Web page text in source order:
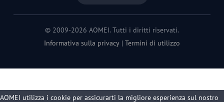
© 2009-2026 AOMEI. Tutti i diritti riservati.
Informativa sulla privacy | Termini di utilizzo
AOMEI utilizza i cookie per assicurarti la migliore esperienza sul nostro